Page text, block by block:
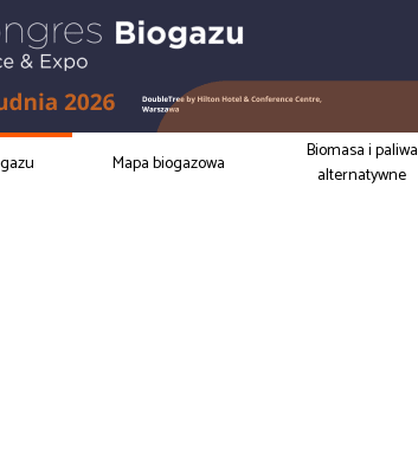
Mapa biogazowa
Biomasa i paliwa
alternatywne